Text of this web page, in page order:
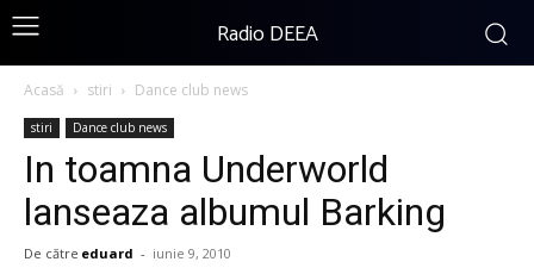
Radio DEEA
Acasă stiri Dance club news
stiri Dance club news
In toamna Underworld
lanseaza albumul Barking
De către eduard - iunie 9, 2010